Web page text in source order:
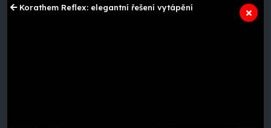
Korathem Reflex: elegantní řešení vytápění